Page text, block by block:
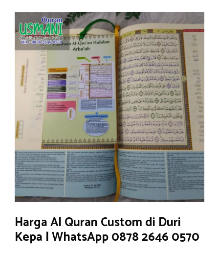
Harga Al Quran Custom di Duri
Kepa | WhatsApp 0878 2646 0570